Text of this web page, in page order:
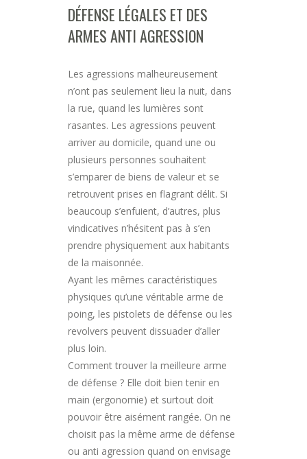
DÉFENSE LÉGALES ET DES
ARMES ANTI AGRESSION
Les agressions malheureusement
n’ont pas seulement lieu la nuit, dans
la rue, quand les lumières sont
rasantes. Les agressions peuvent
arriver au domicile, quand une ou
plusieurs personnes souhaitent
s’emparer de biens de valeur et se
retrouvent prises en flagrant délit. Si
beaucoup s’enfuient, d’autres, plus
vindicatives n’hésitent pas à s’en
prendre physiquement aux habitants
de la maisonnée.
Ayant les mêmes caractéristiques
physiques qu’une véritable arme de
poing, les pistolets de défense ou les
revolvers peuvent dissuader d’aller
plus loin.
Comment trouver la meilleure arme
de défense ? Elle doit bien tenir en
main (ergonomie) et surtout doit
pouvoir être aisément rangée. On ne
choisit pas la même arme de défense
ou anti agression quand on envisage